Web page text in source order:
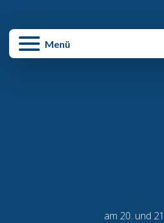
schließen
Menü
am 20. und